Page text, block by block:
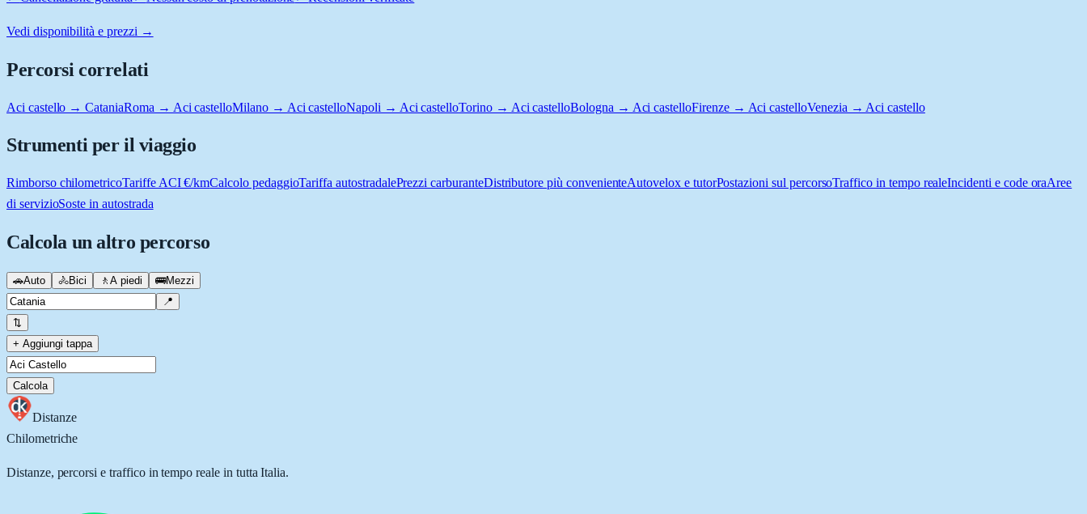
Vedi disponibilità e prezzi →
Percorsi correlati
Aci castello → CataniaRoma → Aci castelloMilano → Aci castelloNapoli → Aci castelloTorino → Aci castelloBologna → Aci castelloFirenze → Aci castelloVenezia → Aci castello
Strumenti per il viaggio
Rimborso chilometricoTariffe ACI €/kmCalcolo pedaggioTariffa autostradalePrezzi carburanteDistributore più convenienteAutovelox e tutorPostazioni sul percorsoTraffico in tempo realeIncidenti e code oraAree
di servizioSoste in autostrada
Calcola un altro percorso
🚗Auto 🚴Bici 🚶 A piedi 🚌Mezzi
📍
⇅
+ Aggiungi tappa
Calcola
Distanze
Chilometriche
Distanze, percorsi e traffico in tempo reale in tutta Italia.